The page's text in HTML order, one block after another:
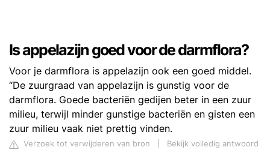
Is appelazijn goed voor de darmflora?
Voor je darmflora is appelazijn ook een goed middel.
“De zuurgraad van appelazijn is gunstig voor de
darmflora. Goede bacteriën gedijen beter in een zuur
milieu, terwijl minder gunstige bacteriën en gisten een
zuur milieu vaak niet prettig vinden.
Verzoek tot verwijderen van bron
Bekijk volledig antwoord